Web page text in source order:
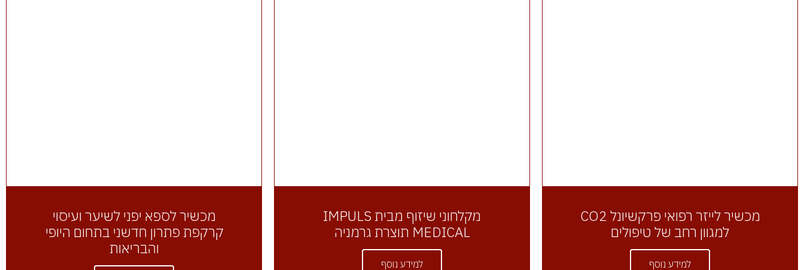
מכשיר לייזר רפואי פרקשיונל CO2
למגוון רחב של טיפולים
למידע נוסף
מקלחוני שיזוף מבית IMPULS
MEDICAL תוצרת גרמניה
למידע נוסף
מכשיר לספא יפני לשיער ועיסוי
קרקפת פתרון חדשני בתחום היופי
והבריאות